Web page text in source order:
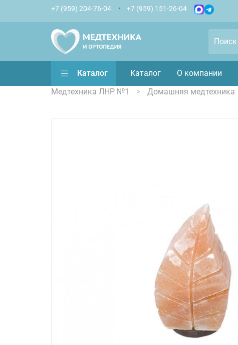
+7 (959) 204-76-04 +7 (959) 151-26-04
Каталог Каталог О компании
Медтехника ЛНР №1
Домашняя медтехника